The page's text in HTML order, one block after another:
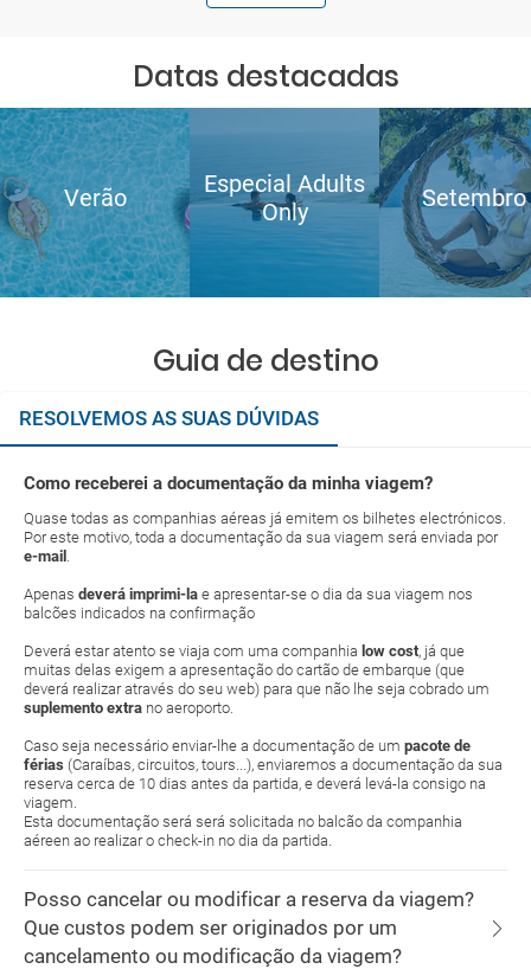
Datas destacadas
Verão
Especial Adults
Only
Setembro
Guia de destino
RESOLVEMOS AS SUAS DÚVIDAS
Como receberei a documentação da minha viagem?
Quase todas as companhias aéreas já emitem os bilhetes electrónicos.
Por este motivo, toda a documentação da sua viagem será enviada por
e-mail .
Apenas deverá imprimi-la e apresentar-se o dia da sua viagem nos
balcões indicados na confirmação
Deverá estar atento se viaja com uma companhia low cost, já que
muitas delas exigem a apresentação do cartão de embarque (que
deverá realizar através do seu web) para que não lhe seja cobrado um
suplemento extra no aeroporto.
Caso seja necessário enviar-lhe a documentação de um pacote de
férias (Caraíbas, circuitos, tours...), enviaremos a documentação da sua
reserva cerca de 10 dias antes da partida, e deverá levá-la consigo na
viagem.
Esta documentação será será solicitada no balcão da companhia
aéreen ao realizar o check-in no dia da partida.
Posso cancelar ou modificar a reserva da viagem?
Que custos podem ser originados por um
cancelamento ou modificação da viagem?